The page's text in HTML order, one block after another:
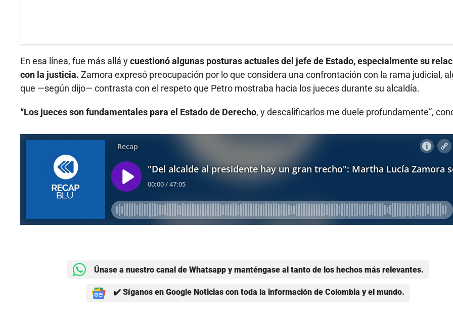
En esa línea, fue más allá ycuestionó algunas posturas actuales del jefe de Estado, especialmente su
con la justicia. Zamora expresó preocupación por lo que considera una confrontación con la rama judicial,
que —según dijo— contrasta con el respeto que Petro mostraba hacia los jueces durante su alcaldía.
“Los jueces son fundamentales para el Estado de Derecho, y descalificarlos me duele profundamente”,
Únase a nuestro canal de Whatsapp y manténgase al tanto de los hechos más relevantes.
✔️ Síganos en Google Noticias con toda la información de Colombia y el mundo.